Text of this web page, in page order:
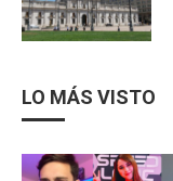
LO MÁS VISTO